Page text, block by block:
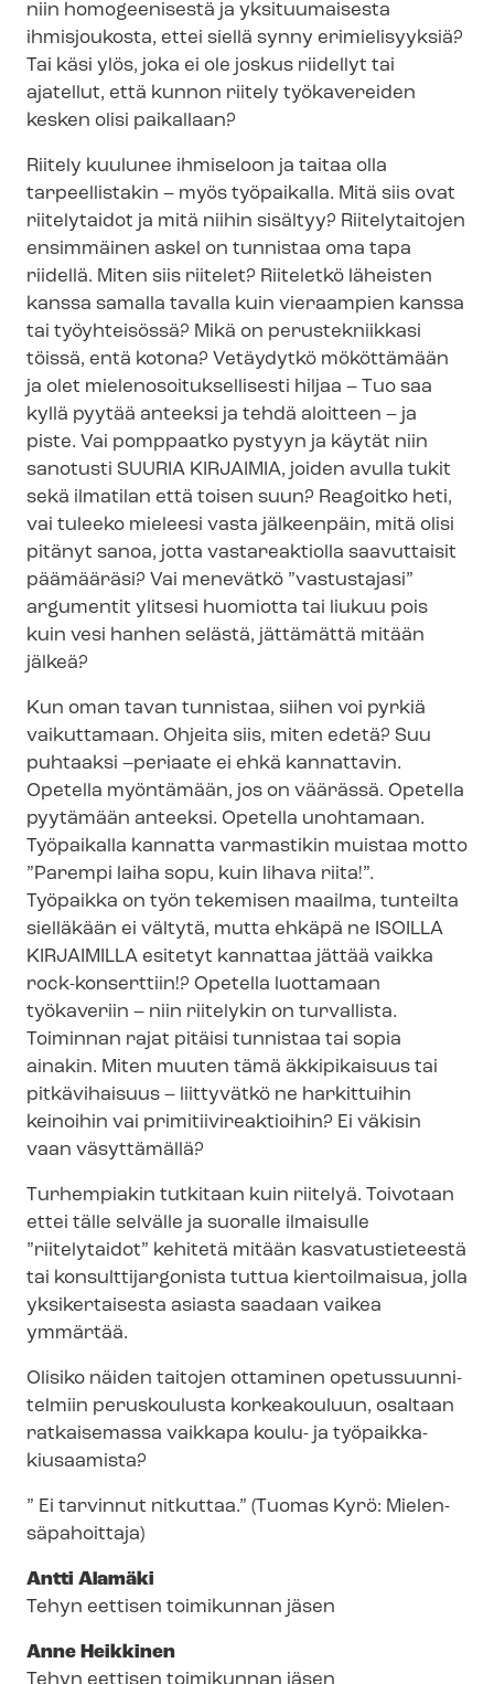
niin homogeenisestä ja yksituumaisesta
ihmisjoukosta, ettei siellä synny erimielisyyksiä?
Tai käsi ylös, joka ei ole joskus riidellyt tai
ajatellut, että kunnon riitely työkavereiden
kesken olisi paikallaan?
Riitely kuulunee ihmiseloon ja taitaa olla
tarpeellistakin – myös työpaikalla. Mitä siis ovat
riitelytaidot ja mitä niihin sisältyy? Riitelytaitojen
ensimmäinen askel on tunnistaa oma tapa
riidellä. Miten siis riitelet? Riiteletkö läheisten
kanssa samalla tavalla kuin vieraampien kanssa
tai työyhteisössä? Mikä on perustekniikkasi
töissä, entä kotona? Vetäydytkö mököttämään
ja olet mie­le­no­soi­tuk­sel­li­ses­ti hiljaa – Tuo saa
kyllä pyytää anteeksi ja tehdä aloitteen – ja
piste. Vai pomppaatko pystyyn ja käytät niin
sanotusti SUURIA KIRJAIMIA, joiden avulla tukit
sekä ilmatilan että toisen suun? Reagoitko heti,
vai tuleeko mieleesi vasta jälkeenpäin, mitä olisi
pitänyt sanoa, jotta vastareaktiolla saavuttaisit
päämääräsi? Vai menevätkö ”vastustajasi”
argumentit ylitsesi huomiotta tai liukuu pois
kuin vesi hanhen selästä, jättämättä mitään
jälkeä?
Kun oman tavan tunnistaa, siihen voi pyrkiä
vaikuttamaan. Ohjeita siis, miten edetä? Suu
puhtaaksi –periaate ei ehkä kannattavin.
Opetella myöntämään, jos on väärässä. Opetella
pyytämään anteeksi. Opetella unohtamaan.
Työpaikalla kannatta varmastikin muistaa motto
”Parempi laiha sopu, kuin lihava riita!”.
Työpaikka on työn tekemisen maailma, tunteilta
sielläkään ei vältytä, mutta ehkäpä ne ISOILLA
KIRJAIMILLA esitetyt kannattaa jättää vaikka
rock-konserttiin!? Opetella luottamaan
työkaveriin – niin riitelykin on turvallista.
Toiminnan rajat pitäisi tunnistaa tai sopia
ainakin. Miten muuten tämä äkkipikaisuus tai
pitkävihaisuus – liittyvätkö ne harkittuihin
keinoihin vai pri­mi­tii­vi­reak­tioi­hin? Ei väkisin
vaan väsyttämällä?
Turhempiakin tutkitaan kuin riitelyä. Toivotaan
ettei tälle selvälle ja suoralle ilmaisulle
”riitelytaidot” kehitetä mitään kasvatustieteestä
tai kon­sult­ti­jar­go­nis­ta tuttua kiertoilmaisua, jolla
yksikertaisesta asiasta saadaan vaikea
ymmärtää.
Olisiko näiden taitojen ottaminen ope­tus­suun­ni­
tel­miin peruskoulusta korkeakouluun, osaltaan
ratkaisemassa vaikkapa koulu- ja työ­paik­ka­
kiusaa­mis­ta?
” Ei tarvinnut nitkuttaa.” (Tuomas Kyrö: Mie­len­
sä­pa­hoit­ta­ja)
Antti Alamäki
Tehyn eettisen toimikunnan jäsen
Anne Heikkinen
Tehyn eettisen toimikunnan jäsen